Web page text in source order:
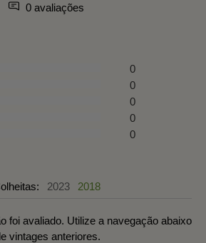
0 avaliações
0
0
0
0
0
2023 2018
foi avaliado. Utilize a navegação abaixo
vintages anteriores.